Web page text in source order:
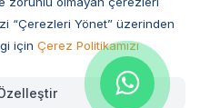
Sorular
“Çerezleri Yönet” üzerinden
için Çerez Politikamızı